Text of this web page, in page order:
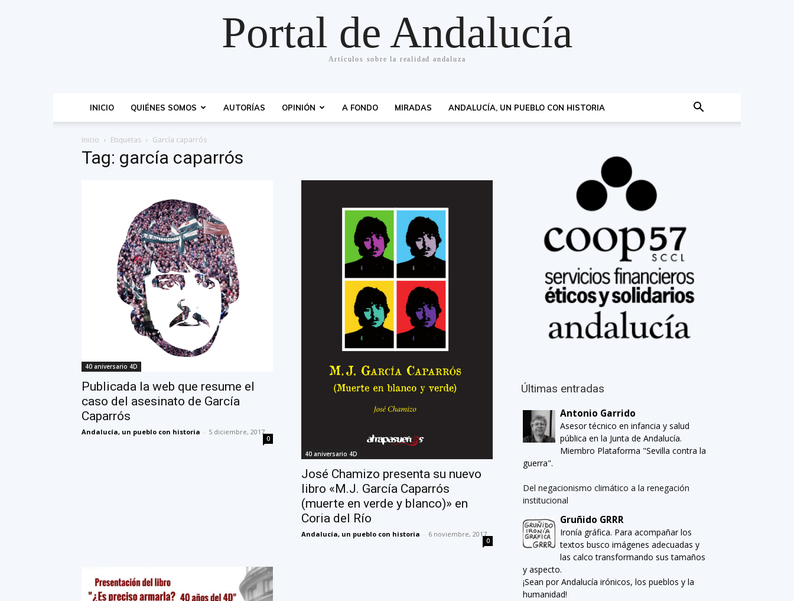
Portal de Andalucía
Artículos sobre la realidad andaluza
INICIO QUIÉNES SOMOS AUTORÍAS OPINIÓN A FONDO MIRADAS ANDALUCÍA, UN PUEBLO CON HISTORIA
Inicio Etiquetas García caparrós
Tag: garcía caparrós
40 aniversario 4D
Publicada la web que resume el
caso del asesinato de García
Caparrós
Andalucía, un pueblo con historia - 5 diciembre, 2017
0
40 aniversario 4D
José Chamizo presenta su nuevo
libro «M.J. García Caparrós
(muerte en verde y blanco)» en
Coria del Río
Andalucía, un pueblo con historia - 6 noviembre, 2017
0
Últimas entradas
Antonio Garrido
Asesor técnico en infancia y salud
pública en la Junta de Andalucía.
Miembro Plataforma "Sevilla contra la
guerra".
Del negacionismo climático a la renegación
institucional
Gruñido GRRR
Ironía gráfica. Para acompañar los
textos busco imágenes adecuadas y
las calco transformando sus tamaños
y aspecto.
¡Sean por Andalucía irónicos, los pueblos y la
humanidad!